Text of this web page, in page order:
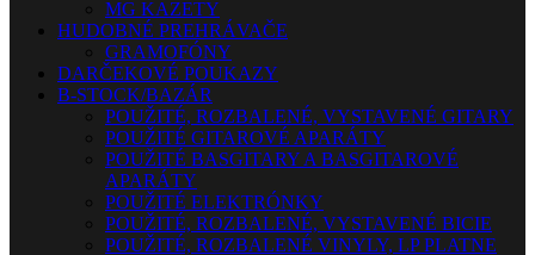
MG KAZETY
HUDOBNÉ PREHRÁVAČE
GRAMOFÓNY
DARČEKOVÉ POUKAZY
B-STOCK/BAZÁR
POUŽITÉ, ROZBALENÉ, VYSTAVENÉ GITARY
POUŽITÉ GITAROVÉ APARÁTY
POUŽITÉ BASGITARY A BASGITAROVÉ
APARÁTY
POUŽITÉ ELEKTRÓNKY
POUŽITÉ, ROZBALENÉ, VYSTAVENÉ BICIE
POUŽITÉ, ROZBALENÉ VINYLY, LP PLATNE